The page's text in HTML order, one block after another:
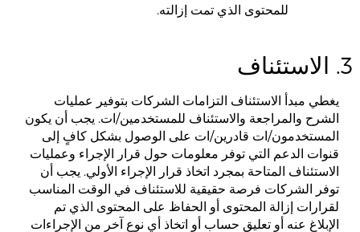
للمحتوى الذي تمت إزالته.
3. الاستئناف
يغطي مبدأ الاستئناف التزامات الشركات بتوفير عمليات
الشرح والمراجعة والاستئناف للمستخدمين/ات. يجب أن يكون
المستخدمون/ات قادرين/ات على الوصول بشكل كافٍ إلى
قنوات الدعم التي توفر معلومات حول قرار الإجراء وعمليات
الاستئناف المتاحة بمجرد اتخاذ قرار الإجراء الأولي. يجب أن
توفر الشركات فرصة حقيقية للاستئناف في الوقت المناسب
لقرارات إزالة المحتوى أو الحفاظ على المحتوى الذي تم
الإبلاغ عنه أو تعليق حساب أو اتخاذ أي نوع آخر من الإجراءات